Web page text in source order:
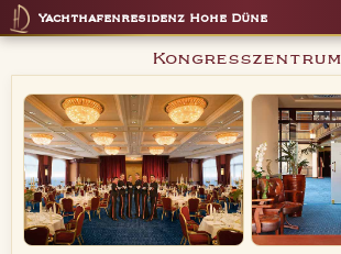
Yachthafenresidenz Hohe Düne
Kongresszentrum